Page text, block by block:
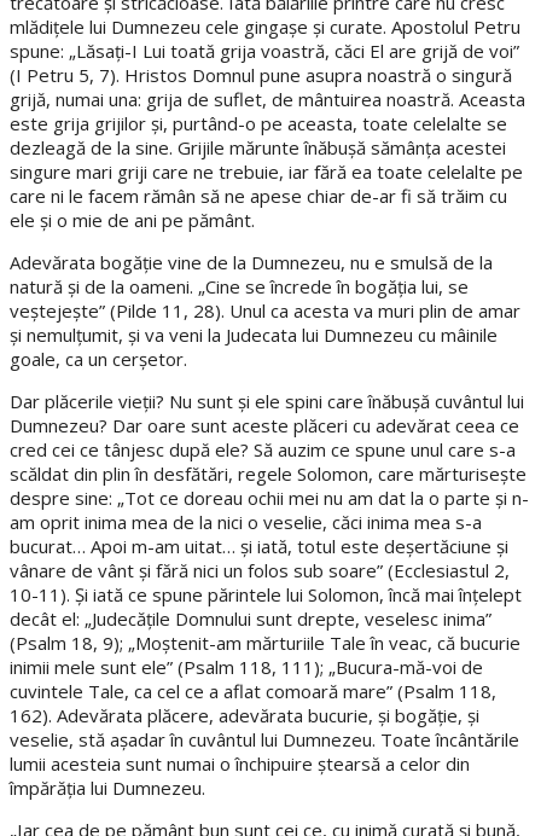
mlădiţele lui Dumnezeu cele gingaşe şi curate. Apostolul Petru
spune: „Lăsaţi-I Lui toată grija voastră, căci El are grijă de voi”
(I Petru 5, 7). Hristos Domnul pune asupra noastră o singură
grijă, numai una: grija de suflet, de mântuirea noastră. Aceasta
este grija grijilor şi, purtând-o pe aceasta, toate celelalte se
dezleagă de la sine. Grijile mărunte înăbuşă sămânţa acestei
singure mari griji care ne trebuie, iar fără ea toate celelalte pe
care ni le facem rămân să ne apese chiar de-ar fi să trăim cu
ele şi o mie de ani pe pământ.
Adevărata bogăţie vine de la Dumnezeu, nu e smulsă de la
natură şi de la oameni. „Cine se încrede în bogăţia lui, se
veştejeşte” (Pilde 11, 28). Unul ca acesta va muri plin de amar
şi nemulţumit, şi va veni la Judecata lui Dumnezeu cu mâinile
goale, ca un cerşetor.
Dar plăcerile vieţii? Nu sunt şi ele spini care înăbuşă cuvântul lui
Dumnezeu? Dar oare sunt aceste plăceri cu adevărat ceea ce
cred cei ce tânjesc după ele? Să auzim ce spune unul care s-a
scăldat din plin în desfătări, regele Solomon, care mărturiseşte
despre sine: „Tot ce doreau ochii mei nu am dat la o parte şi n-
am oprit inima mea de la nici o veselie, căci inima mea s-a
bucurat… Apoi m-am uitat… şi iată, totul este deşertăciune şi
vânare de vânt şi fără nici un folos sub soare” (Ecclesiastul 2,
10-11). Şi iată ce spune părintele lui Solomon, încă mai înţelept
decât el: „Judecăţile Domnului sunt drepte, veselesc inima”
(Psalm 18, 9); „Moştenit-am mărturiile Tale în veac, că bucurie
inimii mele sunt ele” (Psalm 118, 111); „Bucura-mă-voi de
cuvintele Tale, ca cel ce a aflat comoară mare” (Psalm 118,
162). Adevărata plăcere, adevărata bucurie, şi bogăţie, şi
veselie, stă aşadar în cuvântul lui Dumnezeu. Toate încântările
lumii acesteia sunt numai o închipuire ştearsă a celor din
împărăţia lui Dumnezeu.
„Iar cea de pe pământ bun sunt cei ce, cu inimă curată şi bună,